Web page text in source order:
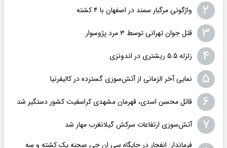
۲ واژگونی مرگبار سمند در اصفهان با ۴ کشته
۳ قتل جوان تهرانی توسط ۳ مرد پژوسوار
۴ زلزله ۵.۵ ریشتری در اندونزی
۵ نمایی آخر الزمانی از آتش‌سوزی گسترده در کالیفرنیا
۶ قاتل محسن اسدی، قهرمان مشهدی کراسفیت کشور دستگیر شد
۷ آتش‌سوزی ارتفاعات سرکش گیلانغرب مهار شد
فرماندار: انفجار در جایگاه سی ان جی صحنه یک کشته و سه